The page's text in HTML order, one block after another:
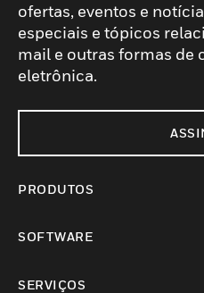
ofertas, eventos e
especiais e tópicos
mail e outras formas de
eletrônica.
PRODUTOS
SOFTWARE
SERVIÇOS